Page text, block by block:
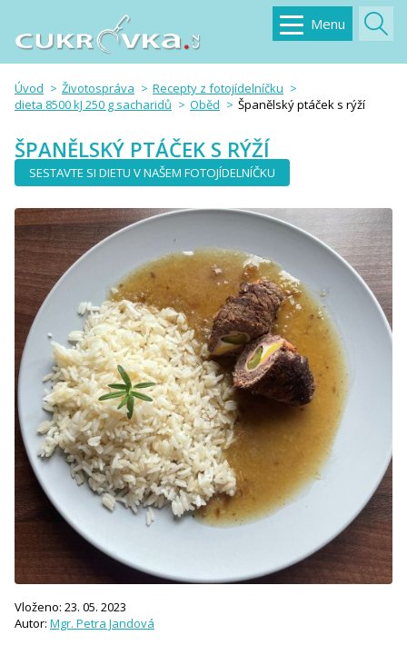
Menu
Úvod Životospráva
Recepty z fotojídelníčku
dieta 8500 kJ 250 g sacharidů
Oběd Španělský ptáček s rýží
ŠPANĚLSKÝ PTÁČEK S RÝŽÍ
SESTAVTE SI DIETU V NAŠEM FOTOJÍDELNÍČKU
Vloženo: 23. 05. 2023
Autor: Mgr. Petra Jandová